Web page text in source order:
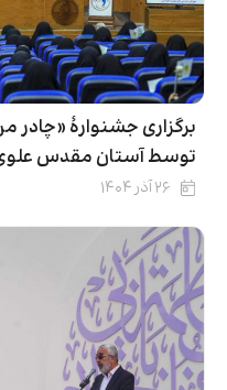
برگزاری جشنوارۀ «چادر
توسط آستان مقدس
۲۶ آذر ۱۴۰۴